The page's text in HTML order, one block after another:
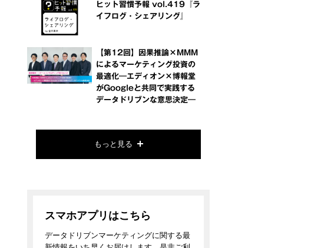
ヒット習慣予報 vol.419『ラ
イフログ・シェアリング』
【第12回】因果推論×MMM
によるマーケティング投資の
最適化―エディオン×博報堂
がGoogleと共同で実践する
データドリブンな意思決定―
もっと見る
スマホアプリはこちら
データドリブンマーケティングに関する最